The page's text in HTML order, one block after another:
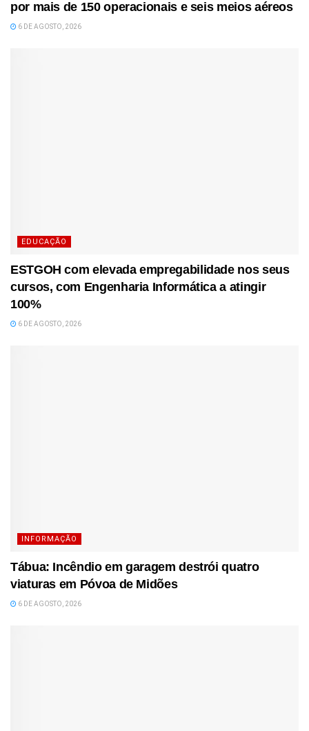
por mais de 150 operacionais e seis meios aéreos
6 DE AGOSTO, 2026
EDUCAÇÃO
ESTGOH com elevada empregabilidade nos seus
cursos, com Engenharia Informática a atingir
100%
6 DE AGOSTO, 2026
INFORMAÇÃO
Tábua: Incêndio em garagem destrói quatro
viaturas em Póvoa de Midões
6 DE AGOSTO, 2026